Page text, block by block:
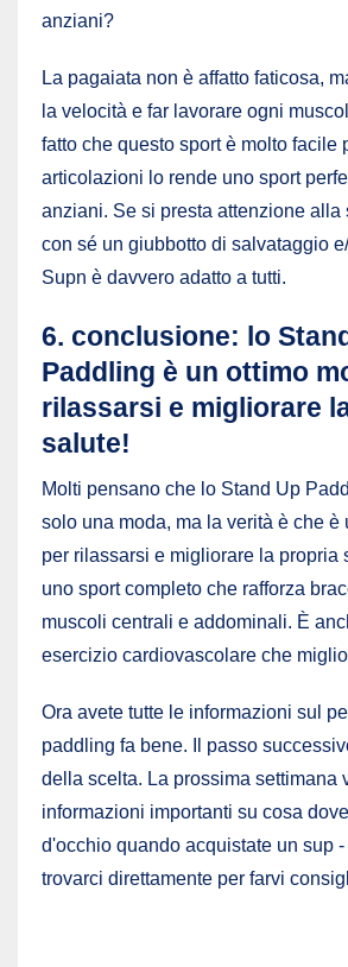
anziani?
La pagaiata non è affatto faticosa,
la velocità e far lavorare ogni
fatto che questo sport è molto facile
articolazioni lo rende uno sport
anziani. Se si presta attenzione alla
con sé un giubbotto di salvataggio
Supn è davvero adatto a tutti.
6. conclusione: lo
Paddling è un ottimo
rilassarsi e migliorare
salute!
Molti pensano che lo Stand Up
solo una moda, ma la verità è che è
per rilassarsi e migliorare la propria
uno sport completo che rafforza
muscoli centrali e addominali. È
esercizio cardiovascolare che
Ora avete tutte le informazioni sul
paddling fa bene. Il passo
della scelta. La prossima settimana
informazioni importanti su cosa
d'occhio quando acquistate un sup
trovarci direttamente per farvi